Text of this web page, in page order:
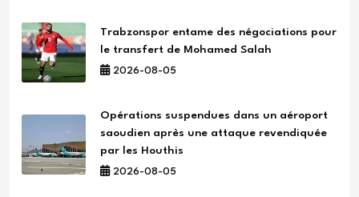
Trabzonspor entame des négociations pour
le transfert de Mohamed Salah
2026-08-05
Opérations suspendues dans un aéroport
saoudien après une attaque revendiquée
par les Houthis
2026-08-05